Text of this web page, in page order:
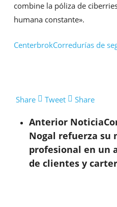
combine la póliza de
humana constante».
CenterbrokCorredurías de
Share Tweet Share
Anterior Noticia
Nogal refuerza su
profesional en un
de clientes y